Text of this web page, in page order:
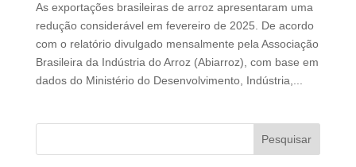
As exportações brasileiras de arroz apresentaram uma
redução considerável em fevereiro de 2025. De acordo
com o relatório divulgado mensalmente pela Associação
Brasileira da Indústria do Arroz (Abiarroz), com base em
dados do Ministério do Desenvolvimento, Indústria,...
Pesquisar